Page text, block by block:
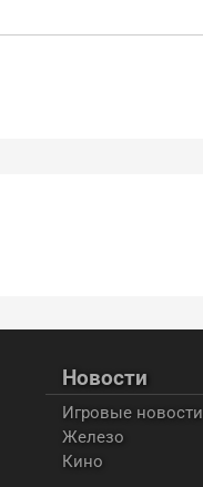
Новости
Игровые новости
Железо
Кино